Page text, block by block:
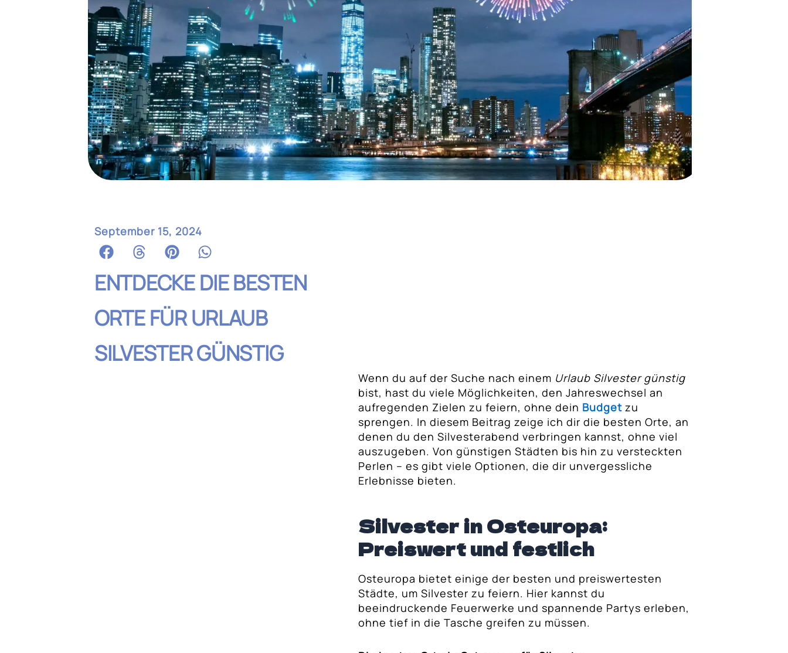
September 15, 2024
ENTDECKE DIE BESTEN
ORTE FÜR URLAUB
SILVESTER GÜNSTIG
Wenn du auf der Suche nach einem Urlaub Silvester günstig
bist, hast du viele Möglichkeiten, den Jahreswechsel an
aufregenden Zielen zu feiern, ohne dein Budget zu
sprengen. In diesem Beitrag zeige ich dir die besten Orte, an
denen du den Silvesterabend verbringen kannst, ohne viel
auszugeben. Von günstigen Städten bis hin zu versteckten
Perlen – es gibt viele Optionen, die dir unvergessliche
Erlebnisse bieten.
Silvester in Osteuropa:
Preiswert und festlich
Osteuropa bietet einige der besten und preiswertesten
Städte, um Silvester zu feiern. Hier kannst du
beeindruckende Feuerwerke und spannende Partys erleben,
ohne tief in die Tasche greifen zu müssen.